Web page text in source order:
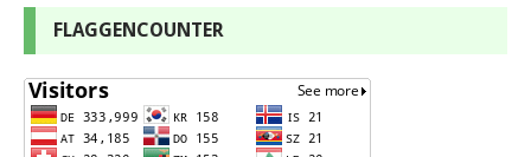
FLAGGENCOUNTER